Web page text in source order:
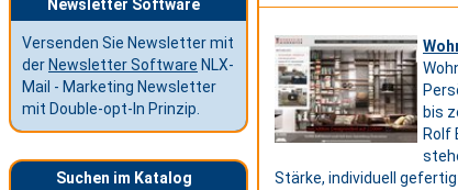
Newsletter Software
Versenden Sie Newsletter mit
der Newsletter Software NLX-
Mail - Marketing Newsletter
mit Double-opt-In Prinzip.
Suchen im Katalog
bis
Rolf
Stärke, individuell